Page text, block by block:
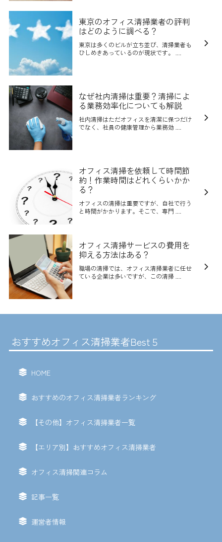
東京のオフィス清掃業者の評判
はどのように調べる？
東京は多くのビルが立ち並び、清掃業者も
ひしめきあっているのが現状です。 ....
なぜ社内清掃は重要？清掃によ
る業務効率化についても解説
社内清掃はただオフィスを清潔に保つだけ
でなく、社員の健康管理から業務効 ....
オフィス清掃を依頼して時間節
約！作業時間はどれくらいかか
る？
オフィスの清掃は重要ですが、自社で行う
と時間がかかります。そこで、専門 ....
オフィス清掃サービスの費用を
抑える方法はある？
職場の清掃では、オフィス清掃業者に任せ
ている企業は多いですが、この清掃 ....
おすすめオフィス清掃業者Best５
HOME
おすすめのオフィス清掃業者ランキング
【その他】オフィス清掃業者一覧
【エリア別】おすすめオフィス清掃業者
オフィス清掃関連コラム
記事一覧
運営者情報